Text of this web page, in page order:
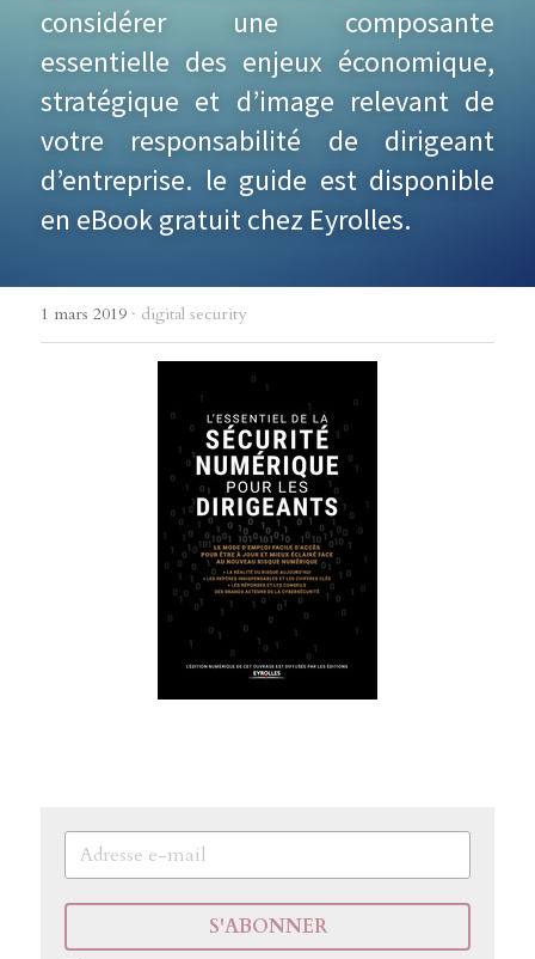
considérer une composante
essentielle des enjeux économique,
stratégique et d’image relevant de
votre responsabilité de dirigeant
d’entreprise. le guide est disponible
en eBook gratuit chez Eyrolles.
1 mars 2019 · digital security
S'ABONNER